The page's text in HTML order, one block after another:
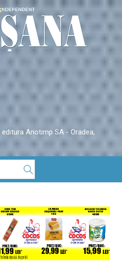
Anotimp SA - Oradea,